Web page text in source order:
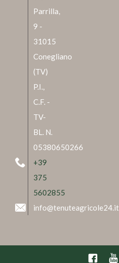
Parrilla,
9 -
31015
Conegliano
(TV)
P.I.,
C.F. -
TV-
BL. N.
05380650266
+39
375
5602855
info@tenuteagricole24.it